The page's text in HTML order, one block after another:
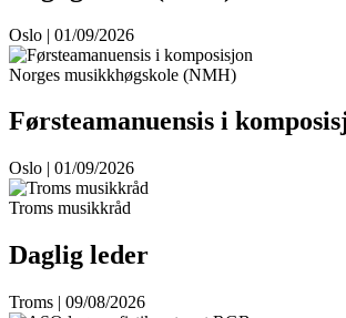
Oslo | 01/09/2026
Norges musikkhøgskole (NMH)
Førsteamanuensis i
Oslo | 01/09/2026
Troms musikkråd
Daglig leder
Troms | 09/08/2026